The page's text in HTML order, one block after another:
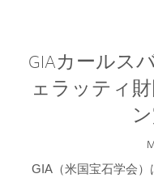
GIAカールス
ェラッティ
GIA（米国宝石学会